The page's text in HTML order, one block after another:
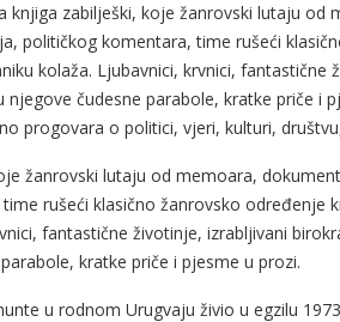
knjiga zabilješki, koje žanrovski lutaju od
političkog komentara, time rušeći
kolaža. Ljubavnici, krvnici, fantastične
čudesne parabole, kratke priče i
progovara o politici, vjeri, kulturi,
žanrovski lutaju od memoara,
rušeći klasično žanrovsko određenje
fantastične životinje, izrabljivani
kratke priče i pjesme u prozi.
u rodnom Urugvaju živio u egzilu